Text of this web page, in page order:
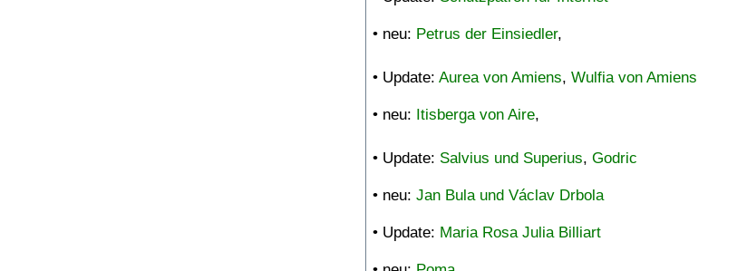
• neu: Petrus der Einsiedler,
• Update: Aurea von Amiens, Wulfia von Amiens
• neu: Itisberga von Aire,
• Update: Salvius und Superius, Godric
• neu: Jan Bula und Václav Drbola
• Update: Maria Rosa Julia Billiart